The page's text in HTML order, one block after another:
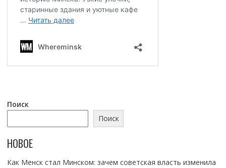
Поиск
Поиск
НОВОЕ
Как Менск стал Минском: зачем советская власть изменила